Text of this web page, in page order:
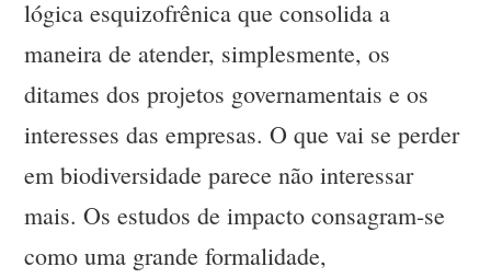
lógica esquizofrênica que consolida a
maneira de atender, simplesmente, os
ditames dos projetos governamentais e os
interesses das empresas. O que vai se perder
em biodiversidade parece não interessar
mais. Os estudos de impacto consagram-se
como uma grande formalidade,